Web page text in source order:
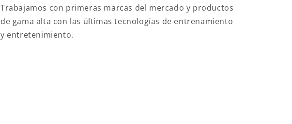
Trabajamos con primeras marcas del mercado y productos
de gama alta con las últimas tecnologías de entrenamiento
y entretenimiento.